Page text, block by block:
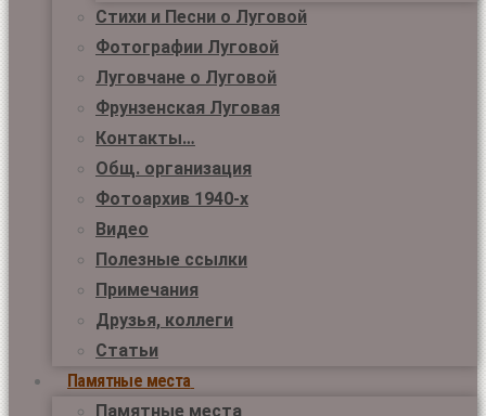
Стихи и Песни о Луговой
Фотографии Луговой
Луговчане о Луговой
Фрунзенская Луговая
Контакты…
Общ. организация
Фотоархив 1940-х
Видео
Полезные ссылки
Примечания
Друзья, коллеги
Статьи
Памятные места
Памятные места